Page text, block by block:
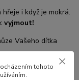
hřeje i když je mokrá.
vyjmout!
Vašeho dítka
tohoto